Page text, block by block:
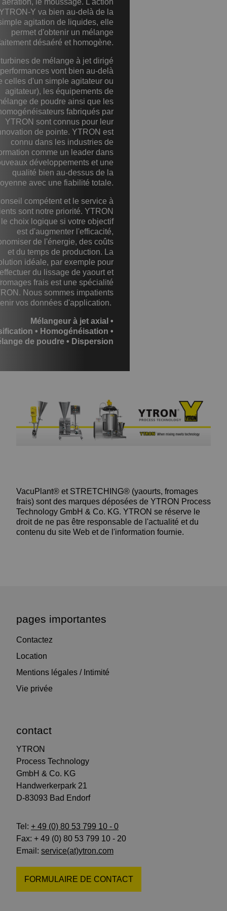
Y va bien au-delà de la
agitation de liquides, elle
permet d'obtenir un mélange
désaéré et homogène.
de mélange à jet dirigé
vont bien au-delà
celles d'un simple agitateur ou
agitateur), les équipements de
de poudre ainsi que les
fabriqués par
YTRON sont connus pour leur
de pointe. YTRON est
connu dans les industries de
comme un leader dans
développements et une
qualité bien au-dessus de la
avec une fiabilité totale.
compétent et le service à
sont notre priorité. YTRON
choix logique si votre objectif
est d'augmenter l'efficacité,
de l'énergie, des coûts
et du temps de production. La
idéale, par exemple pour
effectuer du lissage de yaourt et
frais est une spécialité
Nous sommes impatients
vos données d'application.
Mélangeur à jet axial •
• Homogénéisation •
de poudre • Dispersion
VacuPlant® et STRETCHING® (yaourts, fromages
frais) sont des marques déposées de YTRON Process
Technology GmbH & Co. KG. YTRON se réserve le
droit de ne pas être responsable de l'actualité et du
contenu du site Web et de l'information fournie.
pages importantes
Contactez
Location
Mentions légales / Intimité
Vie privée
contact
YTRON
Process Technology
GmbH & Co. KG
Handwerkerpark 21
D-83093 Bad Endorf
Tel: + 49 (0) 80 53 799 10 - 0
Fax: + 49 (0) 80 53 799 10 - 20
Email: service(at)ytron.com
FORMULAIRE DE CONTACT